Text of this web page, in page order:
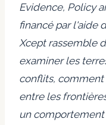
Evidence, Policy
financé par l'aide
Xcept rassemble
examiner les
conflits,
entre les
un